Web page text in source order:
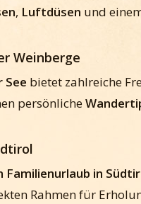
, Luftdüsen und
Weinberge
See bietet zahlreiche
persönliche
Familienurlaub in
Rahmen für